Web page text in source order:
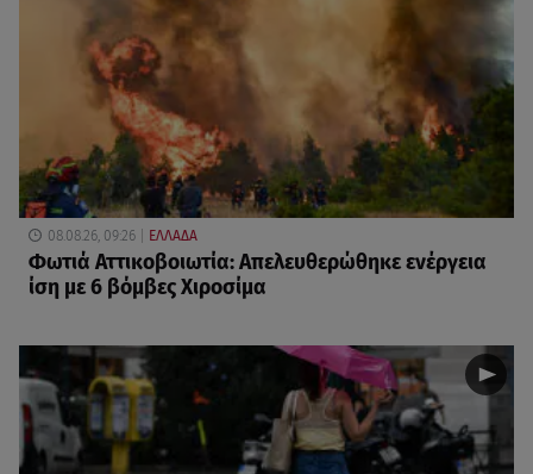
08.08.26, 09:26 ΕΛΛΑΔΑ
Φωτιά Αττικοβοιωτία: Απελευθερώθηκε ενέργεια
ίση με 6 βόμβες Χιροσίμα